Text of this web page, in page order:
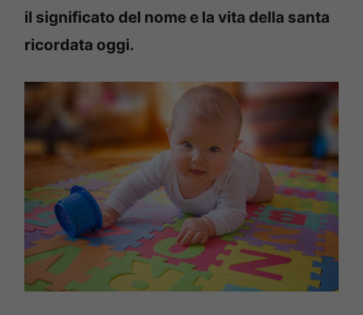
il significato del nome e la vita della santa
ricordata oggi.